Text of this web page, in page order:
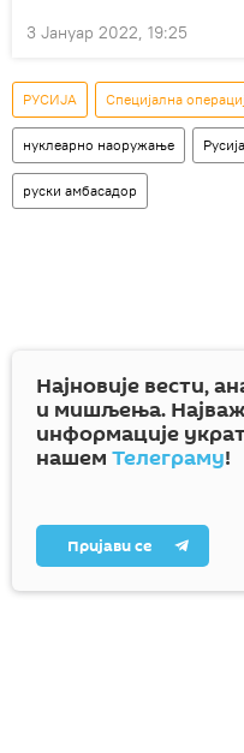
3 Јануар 2022, 19:25
РУСИЈА Специјална
нуклеарно наоружање
руски амбасадор
Најновије вести,
и мишљења.
информације
нашем Телеграму!
Пријави се